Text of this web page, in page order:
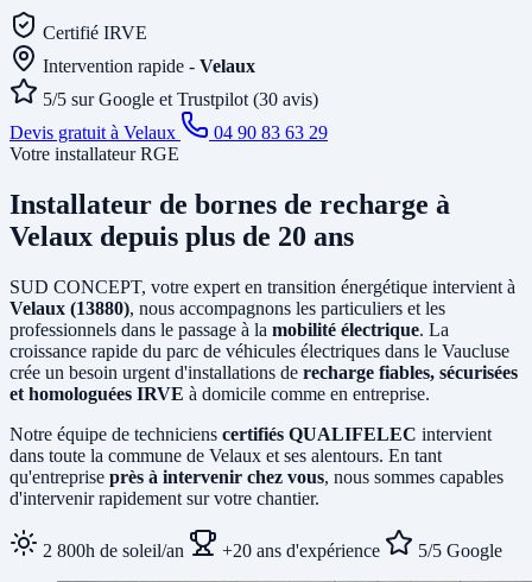
Certifié IRVE
Intervention rapide - Velaux
5/5 sur Google et Trustpilot (30 avis)
Devis gratuit à Velaux
04 90 83 63 29
Votre installateur RGE
Installateur de bornes de recharge à
Velaux depuis plus de 20 ans
SUD CONCEPT, votre expert en transition énergétique intervient à
Velaux (13880), nous accompagnons les particuliers et les
professionnels dans le passage à la mobilité électrique. La
croissance rapide du parc de véhicules électriques dans le Vaucluse
crée un besoin urgent d'installations de recharge fiables, sécurisées
et homologuées IRVE à domicile comme en entreprise.
Notre équipe de techniciens certifiés QUALIFELEC intervient
dans toute la commune de Velaux et ses alentours. En tant
qu'entreprise près à intervenir chez vous, nous sommes capables
d'intervenir rapidement sur votre chantier.
2 800h de soleil/an +20 ans d'expérience 5/5 Google